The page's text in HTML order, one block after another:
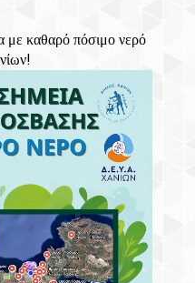
Ξεναγήσεις Για
Πινακοθήκη
Κασταμονίτσα Με
Κρήτης
Κηποθέατρα Του
Δευτέρα 10
καθαρό πόσιμο νερό